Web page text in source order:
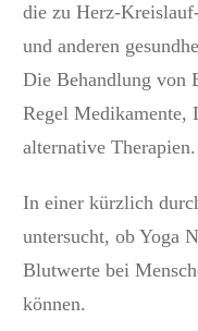
die zu Herz-
und anderen
Die Behandlung von
Regel Medikamente,
alternative Therapien.
In einer kürzlich
untersucht, ob Yoga
Blutwerte bei
können.